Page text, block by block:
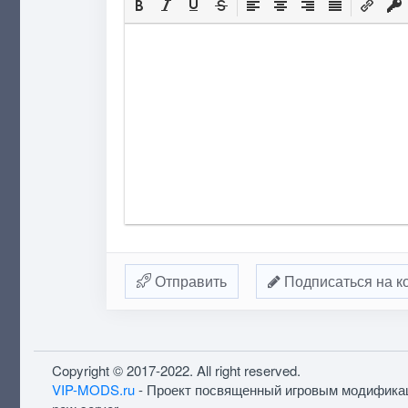
Отправить Подписаться на
Copyright © 2017-2022. All right reserved.
VIP-MODS.ru- Проект посвященный игровым